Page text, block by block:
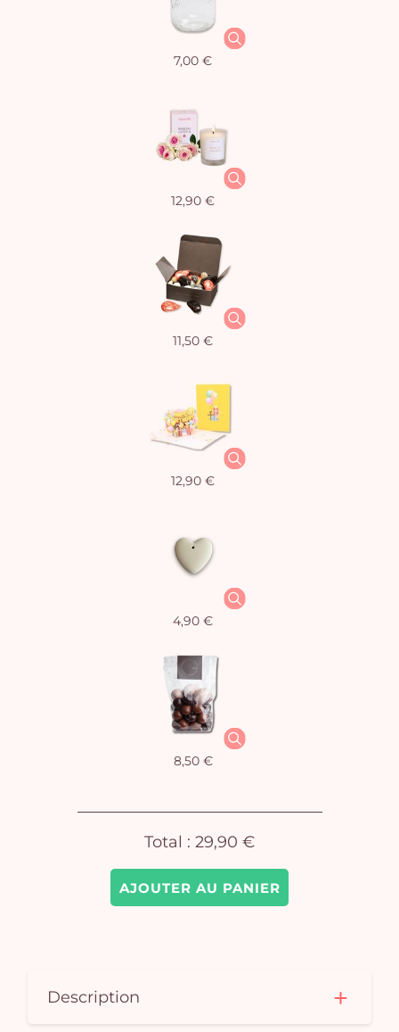
AJOUTER AU PANIER
7,00 €
12,90 €
11,50 €
12,90 €
4,90 €
8,50 €
Total : 29,90 €
Description